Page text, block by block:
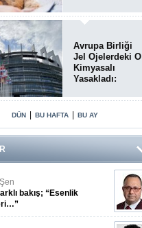
Unutulabiliyor
Avrupa Birliği
Jel Ojelerdeki O
Kimyasalı
Yasakladı:
Riski Uyarısı
DÜN BU HAFTA BU AY
bakış; “Esenlik